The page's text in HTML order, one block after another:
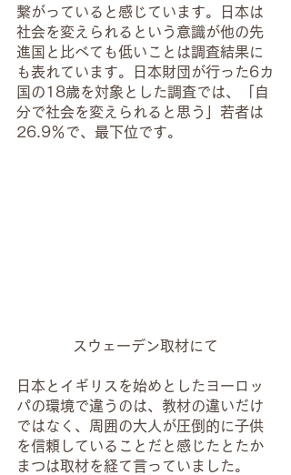
繋がっていると感じています。日本は
社会を変えられるという意識が他の先
進国と比べても低いことは調査結果に
も表れています。日本財団が行った6カ
国の18歳を対象とした調査では、「自
分で社会を変えられると思う」若者は
26.9％で、最下位です。
スウェーデン取材にて
日本とイギリスを始めとしたヨーロッ
パの環境で違うのは、教材の違いだけ
ではなく、周囲の大人が圧倒的に子供
を信頼していることだと感じたとたか
まつは取材を経て言っていました。